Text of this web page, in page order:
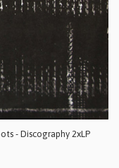
- Discography 2xLP